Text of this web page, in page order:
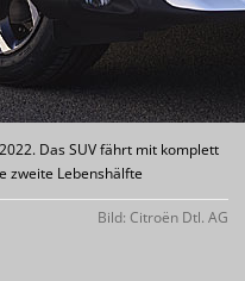
Das SUV fährt mit komplett
zweite Lebenshälfte
Bild: Citroën Dtl. AG